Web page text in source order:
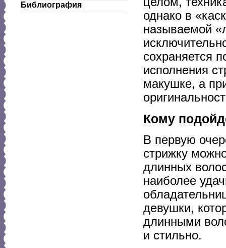
Библиография
однако в
называемой
сохраняется
исполнения
макушке, а
Кому
В первую
стрижку
длинных
наиболее
девушки,
длинными
и стильно.